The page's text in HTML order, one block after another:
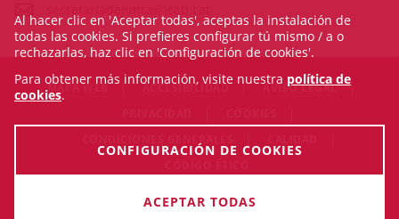
MAPA WEB ACCESIBILIDAD
AVISO LEGAL
© Sun Aug 09 18:35:08 CEST 2026 Il·lustre Col·legi de
Al hacer clic en 'Aceptar todas', aceptas la instalación de
todas las cookies. Si prefieres configurar tú mismo / a o
rechazarlas, haz clic en 'Configuración de cookies'.
Para obtener más información, visite nuestra política de
cookies.
CONFIGURACIÓN DE COOKIES
ACEPTAR TODAS